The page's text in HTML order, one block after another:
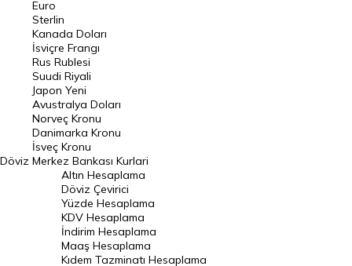
Pound Kuru
Frank Kuru
Riyal Kuru
Avustralya Doları
Danimarka Kronu Kuru
Kanada Doları Kuru
Norveç Kronu Kuru
İsveç Kronu Kuru
Japon Yeni Kuru
Serbest Piyasa Döviz Kurları
Merkez Bankası Döviz Kurları
Döviz
Euro
Sterlin
Kanada Doları
İsviçre Frangı
Rus Rublesi
Suudi Riyali
Japon Yeni
Avustralya Doları
Norveç Kronu
Danimarka Kronu
İsveç Kronu
Merkez Bankası Kurlari
Altın Hesaplama
Döviz Çevirici
Yüzde Hesaplama
KDV Hesaplama
İndirim Hesaplama
Maaş Hesaplama
Kıdem Tazminatı Hesaplama